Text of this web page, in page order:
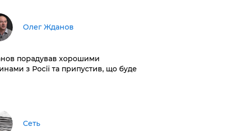
Олег Жданов
порадував хорошими
з Росії та припустив, що буде
Сеть